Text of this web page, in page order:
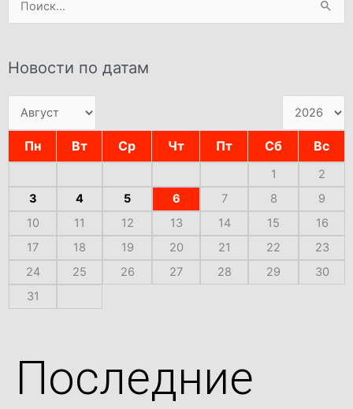
Поиск:
Новости по датам
Пн Вт Ср Чт Пт Сб Вс
1
2
3
4 5 6 7 8
9
10
11 12 13 14 15
16
17
18 19 20 21 22
23
24
25 26 27 28 29
30
31
Последние